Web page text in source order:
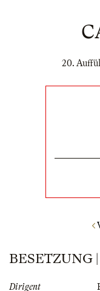
20.
BESETZUNG
Dirigent